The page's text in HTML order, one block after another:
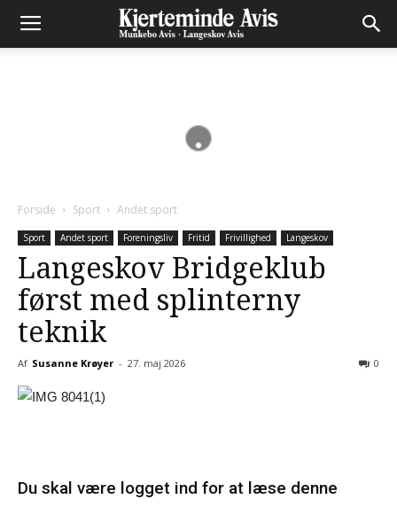
Forside Sport Andet sport
Sport Andet sport Foreningsliv Fritid Frivillighed Langeskov
Langeskov Bridgeklub
først med splinterny
teknik
Af Susanne Krøyer - 27. maj 2026 0
Du skal være logget ind for at læse denne